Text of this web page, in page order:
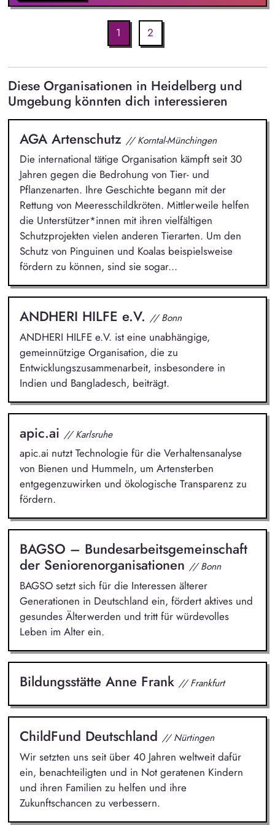
1 2
Diese Organisationen in Heidelberg und
Umgebung könnten dich interessieren
AGA Artenschutz // Korntal-Münchingen
Die international tätige Organisation kämpft seit 30
Jahren gegen die Bedrohung von Tier- und
Pflanzenarten. Ihre Geschichte begann mit der
Rettung von Meeresschildkröten. Mittlerweile helfen
die Unterstützer*innen mit ihren vielfältigen
Schutzprojekten vielen anderen Tierarten. Um den
Schutz von Pinguinen und Koalas beispielsweise
fördern zu können, sind sie sogar...
ANDHERI HILFE e.V. // Bonn
ANDHERI HILFE e.V. ist eine unabhängige,
gemeinnützige Organisation, die zu
Entwicklungszusammenarbeit, insbesondere in
Indien und Bangladesch, beiträgt.
apic.ai // Karlsruhe
apic.ai nutzt Technologie für die Verhaltensanalyse
von Bienen und Hummeln, um Artensterben
entgegenzuwirken und ökologische Transparenz zu
fördern.
BAGSO – Bundesarbeitsgemeinschaft
der Seniorenorganisationen // Bonn
BAGSO setzt sich für die Interessen älterer
Generationen in Deutschland ein, fördert aktives und
gesundes Älterwerden und tritt für würdevolles
Leben im Alter ein.
Bildungsstätte Anne Frank // Frankfurt
ChildFund Deutschland // Nürtingen
Wir setzten uns seit über 40 Jahren weltweit dafür
ein, benachteiligten und in Not geratenen Kindern
und ihren Familien zu helfen und ihre
Zukunftschancen zu verbessern.